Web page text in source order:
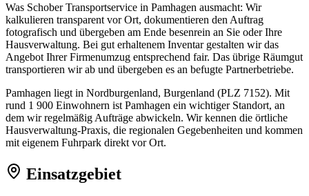
Was Schober Transportservice in Pamhagen ausmacht: Wir
kalkulieren transparent vor Ort, dokumentieren den Auftrag
fotografisch und übergeben am Ende besenrein an Sie oder Ihre
Hausverwaltung. Bei gut erhaltenem Inventar gestalten wir das
Angebot Ihrer Firmenumzug entsprechend fair. Das übrige Räumgut
transportieren wir ab und übergeben es an befugte Partnerbetriebe.
Pamhagen liegt in Nordburgenland, Burgenland (PLZ 7152). Mit
rund 1 900 Einwohnern ist Pamhagen ein wichtiger Standort, an
dem wir regelmäßig Aufträge abwickeln. Wir kennen die örtliche
Hausverwaltung-Praxis, die regionalen Gegebenheiten und kommen
mit eigenem Fuhrpark direkt vor Ort.
Einsatzgebiet